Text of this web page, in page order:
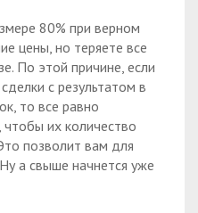
80% при верном
цены, но теряете все
По этой причине, если
с результатом в
то все равно
их количество
позволит вам для
а свыше начнется уже